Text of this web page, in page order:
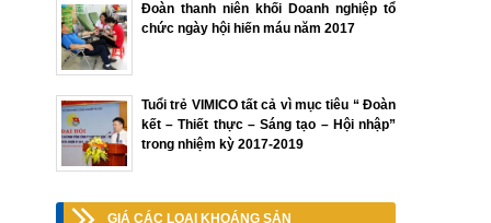
Đoàn thanh niên khối Doanh nghiệp tổ
chức ngày hội hiến máu năm 2017
Tuổi trẻ VIMICO tất cả vì mục tiêu “ Đoàn
kết – Thiết thực – Sáng tạo – Hội nhập”
trong nhiệm kỳ 2017-2019
GIÁ CÁC LOẠI KHOÁNG SẢN